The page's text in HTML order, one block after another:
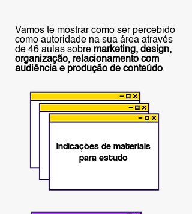
Vamos te mostrar como ser percebido
como autoridade na sua área através
de 46 aulas sobre marketing, design,
organização, relacionamento com
audiência e produção de conteúdo.
Indicações de materiais
para estudo